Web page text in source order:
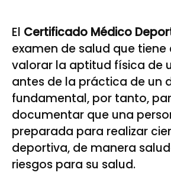
El Certificado Médico
examen de salud que
valorar la aptitud física de
antes de la práctica de un
fundamental, por tanto,
documentar que una
preparada para realizar
deportiva, de manera
riesgos para su salud.